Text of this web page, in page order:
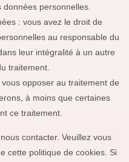
personnelles.
: vous avez le droit de
au responsable du
leur intégralité à un autre
traitement.
opposer au traitement de
à moins que certaines
ce traitement.
contacter. Veuillez vous
cette politique de cookies. Si